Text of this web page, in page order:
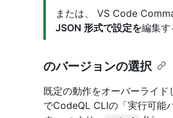
または、 VS Code
JSON 形式で設定を編集す
のバージョンの選択
既定の動作をオーバーライ
でCodeQL CLIの「実行可能